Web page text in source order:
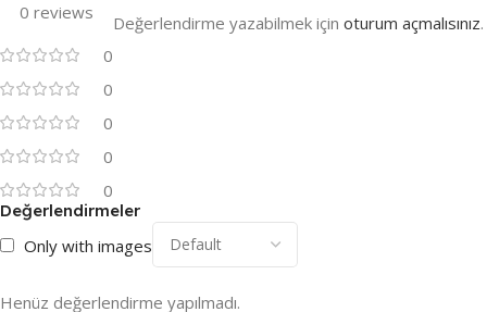
0 reviews
0
0
0
0
0
Değerlendirmeler
Only with images
Henüz değerlendirme yapılmadı.
Değerlendirme yazabilmek için oturum açmalısınız.